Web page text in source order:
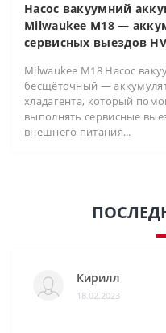
Насос вакуумний
Milwaukee M18 —
сервисных выездов
Milwaukee M18 Насос
бесщёточный —
хладагента, который
выполнять сервисные
внешнего питания...
Кирилл
18.02.2023